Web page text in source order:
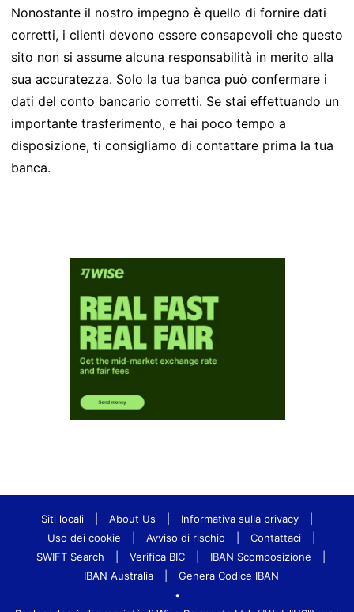
Nonostante il nostro impegno è quello di fornire dati
corretti, i clienti devono essere consapevoli che questo
sito non si assume alcuna responsabilità in merito alla
sua accuratezza. Solo la tua banca può confermare i
dati del conto bancario corretti. Se stai effettuando un
importante trasferimento, e hai poco tempo a
disposizione, ti consigliamo di contattare prima la tua
banca.
Siti locali About Us Informativa sulla privacy
Uso dei cookie
Avviso di rischio Contattaci
SWIFT Search
Verifica BIC IBAN Scomposizione
IBAN Australia
Genera Codice IBAN
•